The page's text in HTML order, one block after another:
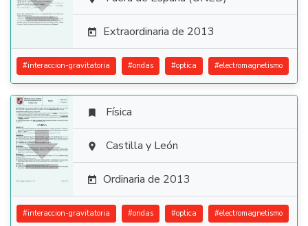
 Extraordinaria de 2013
#interaccion-gravitatoria #ondas #optica #electromagnetismo

 Física
 Castilla y León
 Ordinaria de 2013
#interaccion-gravitatoria #ondas #optica #electromagnetismo